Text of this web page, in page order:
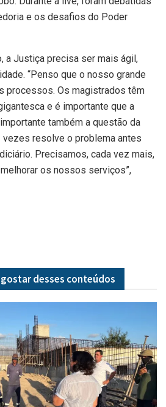
e os desafios do Poder
a Justiça precisa ser mais ágil,
“Penso que o nosso grande
processos. Os magistrados têm
e é importante que a
também a questão da
vezes resolve o problema antes
Precisamos, cada vez mais,
os nossos serviços”,
desses conteúdos